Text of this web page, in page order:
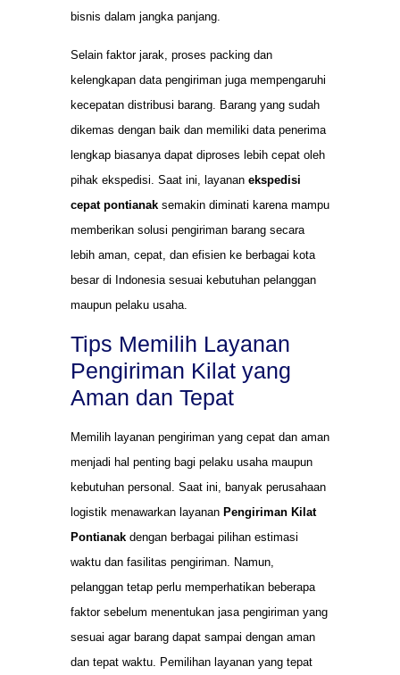
bisnis dalam jangka panjang.
Selain faktor jarak, proses packing dan
kelengkapan data pengiriman juga mempengaruhi
kecepatan distribusi barang. Barang yang sudah
dikemas dengan baik dan memiliki data penerima
lengkap biasanya dapat diproses lebih cepat oleh
pihak ekspedisi. Saat ini, layanan ekspedisi
cepat pontianak semakin diminati karena mampu
memberikan solusi pengiriman barang secara
lebih aman, cepat, dan efisien ke berbagai kota
besar di Indonesia sesuai kebutuhan pelanggan
maupun pelaku usaha.
Tips Memilih Layanan
Pengiriman Kilat yang
Aman dan Tepat
Memilih layanan pengiriman yang cepat dan aman
menjadi hal penting bagi pelaku usaha maupun
kebutuhan personal. Saat ini, banyak perusahaan
logistik menawarkan layanan Pengiriman Kilat
Pontianak dengan berbagai pilihan estimasi
waktu dan fasilitas pengiriman. Namun,
pelanggan tetap perlu memperhatikan beberapa
faktor sebelum menentukan jasa pengiriman yang
sesuai agar barang dapat sampai dengan aman
dan tepat waktu. Pemilihan layanan yang tepat